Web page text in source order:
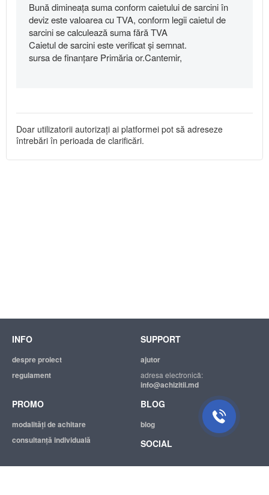
Bună dimineața suma conform caietului de sarcini în
deviz este valoarea cu TVA, conform legii caietul de
sarcini se calculează suma fără TVA
Caietul de sarcini este verificat și semnat.
sursa de finanțare Primăria or.Cantemir,
Doar utilizatorii autorizați ai platformei pot să adreseze
întrebări în perioada de clarificări.
INFO
despre proiect
regulament
SUPPORT
ajutor
adresa electronică:
info@achizitii.md
PROMO
modalităţi de achitare
consultanță individuală
BLOG
blog
SOCIAL